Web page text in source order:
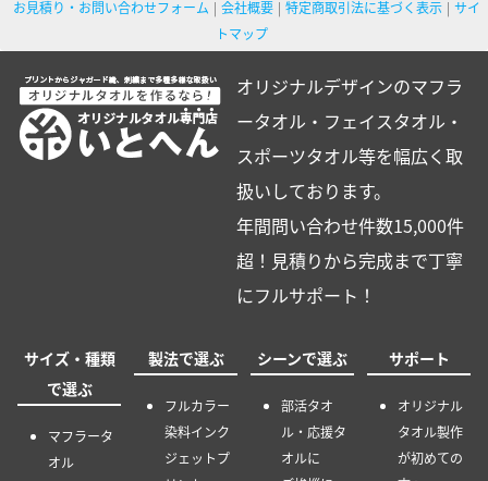
お見積り・お問い合わせフォーム 会社概要 特定商取引法に基づく表示
サイ
トマップ
オリジナルデザインのマフラ
ータオル・フェイスタオル・
スポーツタオル等を幅広く取
扱いしております。
年間問い合わせ件数15,000件
超！見積りから完成まで丁寧
にフルサポート！
サイズ・種類
で選ぶ
マフラータ
オル
製法で選ぶ
フルカラー
染料インク
ジェットプ
シーンで選ぶ
部活タオ
ル・応援タ
オルに
サポート
オリジナル
タオル製作
が初めての